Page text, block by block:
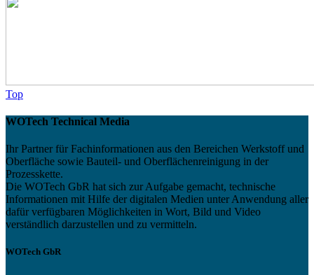
Top
WOTech Technical Media
Ihr Partner für Fachinformationen aus den Bereichen Werkstoff und
Oberfläche sowie Bauteil- und Oberflächenreinigung in der
Prozesskette.
Die WOTech GbR hat sich zur Aufgabe gemacht, technische
Informationen mit Hilfe der digitalen Medien unter Anwendung aller
dafür verfügbaren Möglichkeiten in Wort, Bild und Video
verständlich darzustellen und zu vermitteln.
WOTech GbR